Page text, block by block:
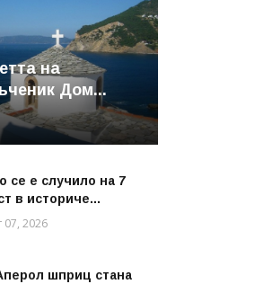
на
Дом...
се е случило на 7
в историче...
07, 2026
шприц стана